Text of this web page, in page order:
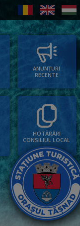
ANUNȚURI
RECENTE
HOTĂRÂRI
CONSILIUL LOCAL